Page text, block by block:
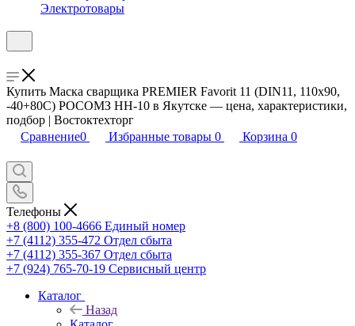
Электротовары
Купить Маска сварщика PREMIER Favorit 11 (DIN11, 110х90,
-40+80С) РОСОМЗ НН-10 в Якутске — цена, характеристики,
подбор | Востоктехторг
Сравнение0 Избранные товары 0 Корзина 0
Телефоны
+8 (800) 100-4666 Единый номер
+7 (4112) 355-472 Отдел сбыта
+7 (4112) 355-367 Отдел сбыта
+7 (924) 765-70-19 Сервисный центр
Каталог
Назад